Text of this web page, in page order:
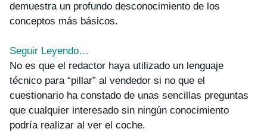
demuestra un profundo desconocimiento de los
conceptos más básicos.
Seguir Leyendo…
No es que el redactor haya utilizado un lenguaje
técnico para “pillar” al vendedor si no que el
cuestionario ha constado de unas sencillas preguntas
que cualquier interesado sin ningún conocimiento
podría realizar al ver el coche.